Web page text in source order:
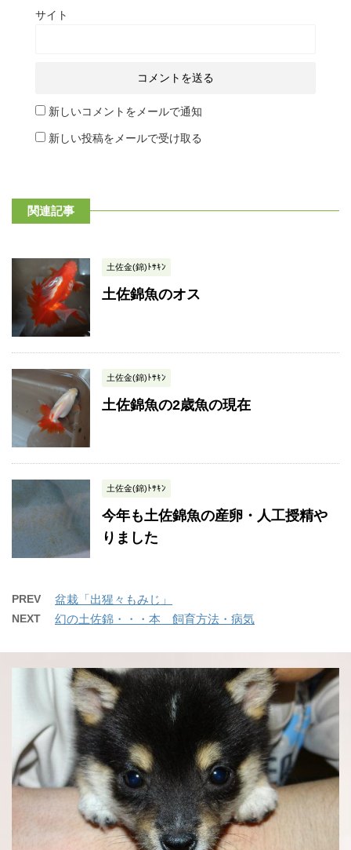
サイト
新しいコメントをメールで通知
新しい投稿をメールで受け取る
関連記事
土佐金(錦)ﾄｻｷﾝ
土佐錦魚のオス
土佐金(錦)ﾄｻｷﾝ
土佐錦魚の2歳魚の現在
土佐金(錦)ﾄｻｷﾝ
今年も土佐錦魚の産卵・人工授精や
りました
PREV 盆栽「出猩々もみじ」
NEXT 幻の土佐錦・・・本 飼育方法・病気